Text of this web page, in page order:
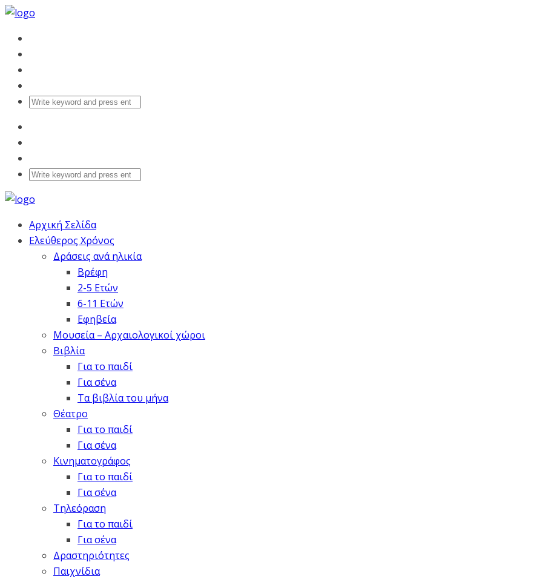
Αρχική Σελίδα
Ελεύθερος Χρόνος
Δράσεις ανά ηλικία
Βρέφη
2-5 Ετών
6-11 Ετών
Εφηβεία
Μουσεία – Αρχαιολογικοί χώροι
Βιβλία
Για το παιδί
Για σένα
Τα βιβλία του μήνα
Θέατρο
Για το παιδί
Για σένα
Κινηματογράφος
Για το παιδί
Για σένα
Τηλεόραση
Για το παιδί
Για σένα
Δραστηριότητες
Παιχνίδια